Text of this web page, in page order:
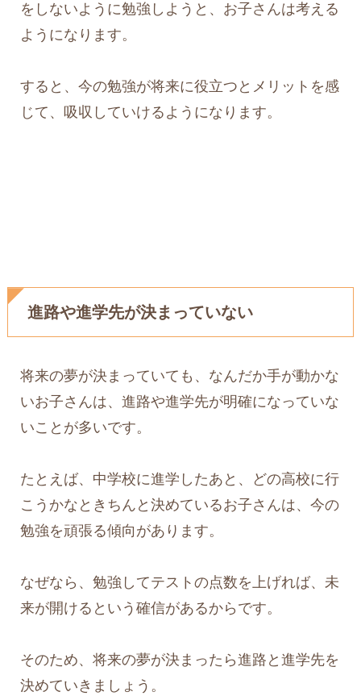
をしないように勉強しようと、お子さんは考える
ようになります。
すると、今の勉強が将来に役立つとメリットを感
じて、吸収していけるようになります。
進路や進学先が決まっていない
将来の夢が決まっていても、なんだか手が動かな
いお子さんは、進路や進学先が明確になっていな
いことが多いです。
たとえば、中学校に進学したあと、どの高校に行
こうかなときちんと決めているお子さんは、今の
勉強を頑張る傾向があります。
なぜなら、勉強してテストの点数を上げれば、未
来が開けるという確信があるからです。
そのため、将来の夢が決まったら進路と進学先を
決めていきましょう。